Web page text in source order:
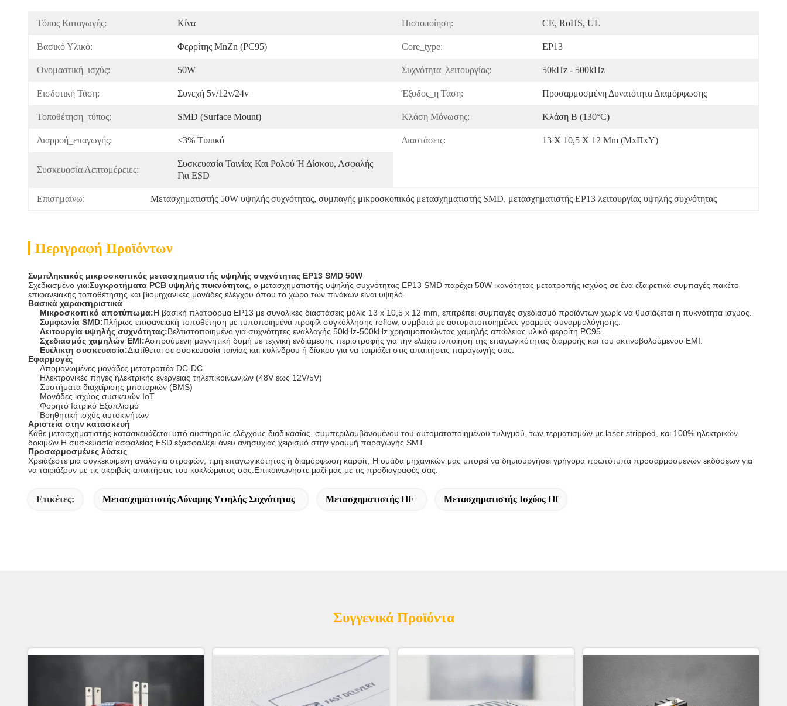
Τόπος Καταγωγής: Κίνα Πιστοποίηση: CE, RoHS, UL
Βασικό Υλικό: Φερρίτης MnZn (PC95) Core_type: ΕΡ13
Ονομαστική_ισχύς: 50W Συχνότητα_λειτουργίας: 50kHz - 500kHz
Εισδοτική Τάση: Συνεχή 5v/12v/24v Έξοδος_η Τάση: Προσαρμοσμένη Δυνατότητα Διαμόρφωσης
Τοποθέτηση_τύπος: SMD (Surface Mount) Κλάση Μόνωσης: Κλάση Β (130°C)
Διαρροή_επαγωγής: <3% Τυπικό Διαστάσεις: 13 X 10,5 X 12 Mm (ΜxΠxΥ)
Συσκευασία Λεπτομέρειες:
Συσκευασία Ταινίας Και Ρολού Ή Δίσκου, Ασφαλής
Για ESD
Επισημαίνω: Μετασχηματιστής 50W υψηλής συχνότητας, συμπαγής μικροσκοπικός μετασχηματιστής SMD, μετασχηματιστής EP13 λειτουργίας υψηλής συχνότητας
Περιγραφή Προϊόντων
Συμπληκτικός μικροσκοπικός μετασχηματιστής υψηλής συχνότητας EP13 SMD 50W
Σχεδιασμένο για:Συγκροτήματα PCB υψηλής πυκνότητας , ο μετασχηματιστής υψηλής συχνότητας EP13 SMD παρέχει 50W ικανότητας μετατροπής ισχύος σε ένα εξαιρετικά συμπαγές πακέτο
επιφανειακής τοποθέτησης.και βιομηχανικές μονάδες ελέγχου όπου το χώρο των πινάκων είναι υψηλό.
Βασικά χαρακτηριστικά
Μικροσκοπικό αποτύπωμα:Η βασική πλατφόρμα EP13 με συνολικές διαστάσεις μόλις 13 x 10,5 x 12 mm, επιτρέπει συμπαγές σχεδιασμό προϊόντων χωρίς να θυσιάζεται η πυκνότητα ισχύος.
Συμφωνία SMD:Πλήρως επιφανειακή τοποθέτηση με τυποποιημένα προφίλ συγκόλλησης reflow, συμβατά με αυτοματοποιημένες γραμμές συναρμολόγησης.
Λειτουργία υψηλής συχνότητας:Βελτιστοποιημένο για συχνότητες εναλλαγής 50kHz-500kHz χρησιμοποιώντας χαμηλής απώλειας υλικό φερρίτη PC95.
Σχεδιασμός χαμηλών EMI:Ασπρούμενη μαγνητική δομή με τεχνική ενδιάμεσης περιστροφής για την ελαχιστοποίηση της επαγωγικότητας διαρροής και του ακτινοβολούμενου EMI.
Ευέλικτη συσκευασία:Διατίθεται σε συσκευασία ταινίας και κυλίνδρου ή δίσκου για να ταιριάζει στις απαιτήσεις παραγωγής σας.
Εφαρμογές
Απομονωμένες μονάδες μετατροπέα DC-DC
Ηλεκτρονικές πηγές ηλεκτρικής ενέργειας τηλεπικοινωνιών (48V έως 12V/5V)
Συστήματα διαχείρισης μπαταριών (BMS)
Μονάδες ισχύος συσκευών IoT
Φορητό Ιατρικό Εξοπλισμό
Βοηθητική ισχύς αυτοκινήτων
Αριστεία στην κατασκευή
Κάθε μετασχηματιστής κατασκευάζεται υπό αυστηρούς ελέγχους διαδικασίας, συμπεριλαμβανομένου του αυτοματοποιημένου τυλιγμού, των τερματισμών με laser stripped, και 100% ηλεκτρικών
δοκιμών.Η συσκευασία ασφαλείας ESD εξασφαλίζει άνευ ανησυχίας χειρισμό στην γραμμή παραγωγής SMT.
Προσαρμοσμένες λύσεις
Χρειάζεστε μια συγκεκριμένη αναλογία στροφών, τιμή επαγωγικότητας ή διαμόρφωση καρφίτ; Η ομάδα μηχανικών μας μπορεί να δημιουργήσει γρήγορα πρωτότυπα προσαρμοσμένων εκδόσεων για
να ταιριάζουν με τις ακριβείς απαιτήσεις του κυκλώματος σας.Επικοινωνήστε μαζί μας με τις προδιαγραφές σας.
Ετικέτες: Μετασχηματιστής Δύναμης Υψηλής Συχνότητας Μετασχηματιστής HF Μετασχηματιστής Ισχύος Hf
Συγγενικά Προϊόντα